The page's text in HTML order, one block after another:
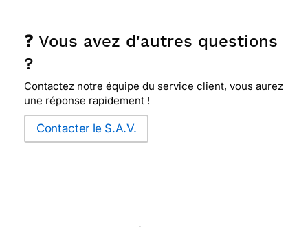
❓ Vous avez d'autres questions
?
Contactez notre équipe du service client, vous aurez
une réponse rapidement !
Contacter le S.A.V.